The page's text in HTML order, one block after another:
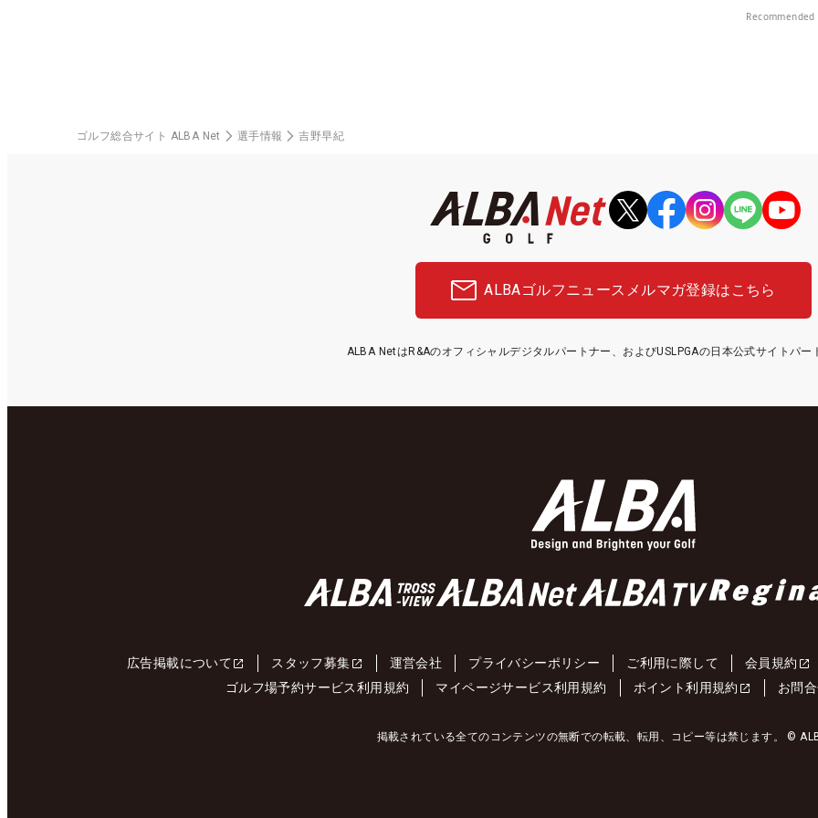
Recommended
ゴルフ総合サイト ALBA Net 選手情報 吉野早紀
ALBAゴルフニュース メルマガ登録はこちら
ALBA NetはR&Aのオフィシャルデジタルパートナー、およびUSLPGAの日本公式サイトパー
広告掲載について スタッフ募集 運営会社 プライバシーポリシー ご利用に際して 会員規約
ゴルフ場予約サービス利用規約
マイページサービス利用規約 ポイント利用規約 お問
掲載されている全てのコンテンツの無断での転載、転用、コピー等は禁じます。 ©